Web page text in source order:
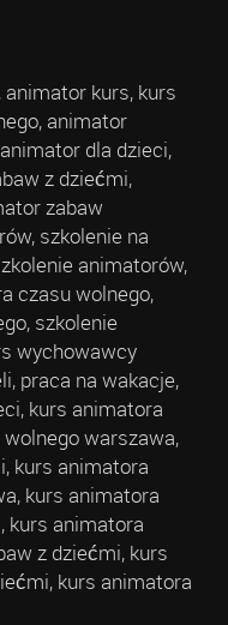
kurs, kurs
animator
dla dzieci,
z dziećmi,
zabaw
szkolenie na
animatorów,
czasu wolnego,
szkolenie
wychowawcy
praca na wakacje,
kurs animatora
warszawa,
kurs animatora
kurs animatora
kurs animatora
z dziećmi, kurs
kurs animatora